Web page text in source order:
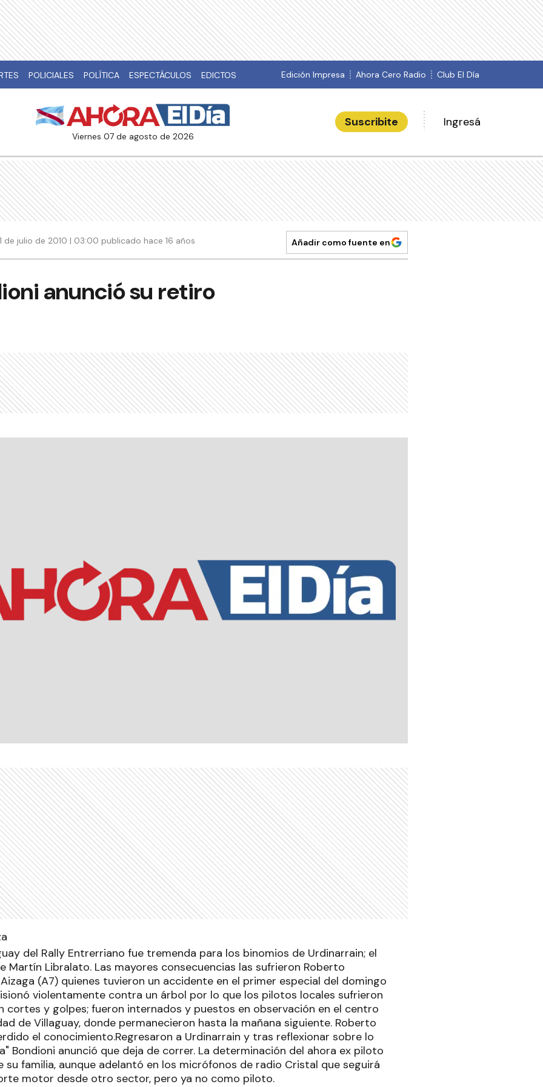
POLICIALES POLÍTICA ESPECTÁCULOS EDICTOS Edición Impresa Ahora Cero Radio Club El Día
viernes 07 de agosto de 2026
Suscribite Ingresá
de julio de 2010 | 03:00 publicado hace 16 años Añadir como fuente en
anunció su retiro
del Rally Entrerriano fue tremenda para los binomios de Urdinarrain; el
Martín Libralato. Las mayores consecuencias las sufrieron Roberto
(A7) quienes tuvieron un accidente en el primer especial del domingo
violentamente contra un árbol por lo que los pilotos locales sufrieron
cortes y golpes; fueron internados y puestos en observación en el centro
de Villaguay, donde permanecieron hasta la mañana siguiente. Roberto
el conocimiento.Regresaron a Urdinarrain y tras reflexionar sobre lo
Bondioni anunció que deja de correr. La determinación del ahora ex piloto
su familia, aunque adelantó en los micrófonos de radio Cristal que seguirá
motor desde otro sector, pero ya no como piloto.